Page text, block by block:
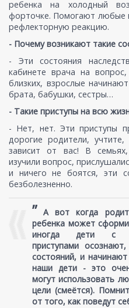
ребенка на холодный
форточке. Помогают любые
рефлекторную реакцию.
- Почему возникают такие
- Эти состояния
кабинете врача на
близких, взрослые
брата, бабушки, сестры…
- Такие приступы на всю
- Нет, нет. Эти приступы
дорогие родители,
зависит от вас! В
изучили вопрос,
и ничего не боятся, эти
безболезненно.
” А вот когда
ребенка может
иногда дети с
приступами
состояний, и
наши дети - это
могут использовать
цели (смеётся).
от того, как поведут